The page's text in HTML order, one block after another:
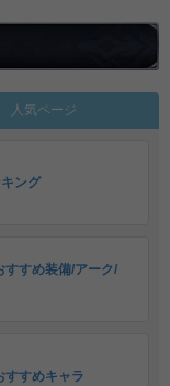
人気ページ
ング
すすめ装備/アーク/
すすめキャラ